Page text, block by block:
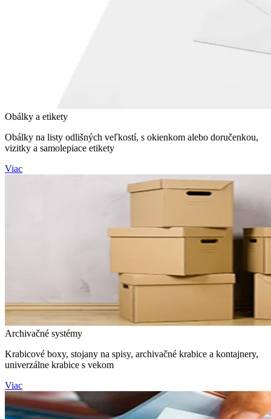
Obálky a etikety
Obálky na listy odlišných veľkostí, s okienkom alebo doručenkou,
vizitky a samolepiace etikety
Viac
Archivačné systémy
Krabicové boxy, stojany na spisy, archivačné krabice a kontajnery,
univerzálne krabice s vekom
Viac